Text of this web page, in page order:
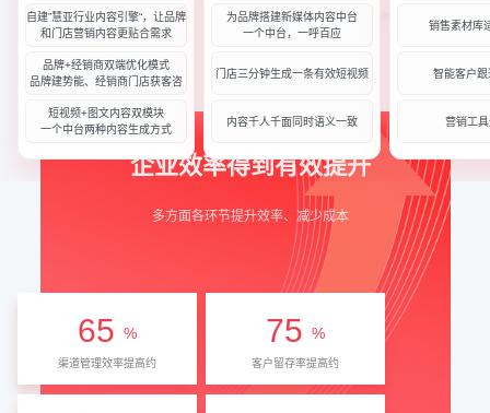
自建”慧亚行业内容引擎“，让品牌
和门店营销内容更贴合需求
品牌+经销商双端优化模式
品牌建势能、经销商门店获客咨
短视频+图文内容双模块
一个中台两种内容生成方式
为品牌搭建新媒体内容中台
一个中台，一呼百应
门店三分钟生成一条有效短视频
内容千人千面同时语义一致
销售素材库
智能客户跟
营销工
企业效率得到有效提升
多方面各环节提升效率、减少成本
65 %
渠道管理效率提高约
75 %
客户留存率提高约